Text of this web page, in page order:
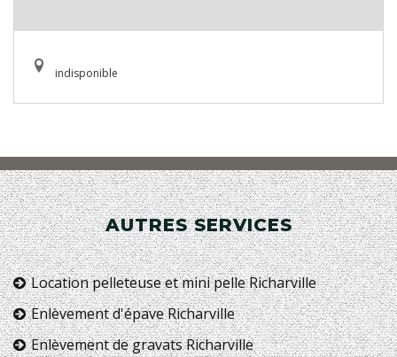
indisponible
AUTRES SERVICES
Location pelleteuse et mini pelle Richarville
Enlèvement d'épave Richarville
Enlèvement de gravats Richarville